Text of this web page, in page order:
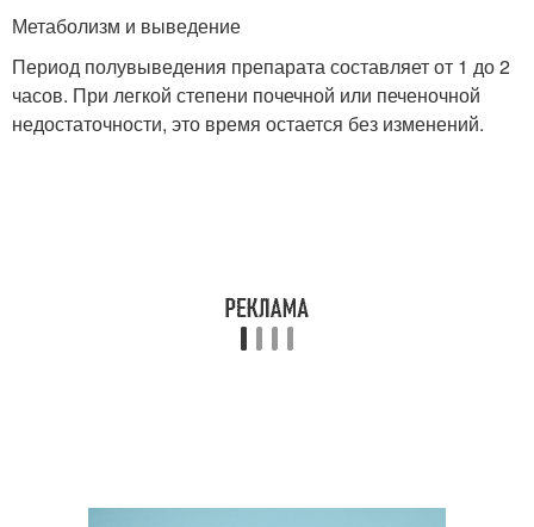
Метаболизм и выведение
Период полувыведения препарата составляет от 1 до 2
часов. При легкой степени почечной или печеночной
недостаточности, это время остается без изменений.